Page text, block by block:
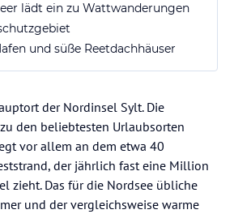
lädt ein zu Wattwanderungen
und süße Reetdachhäuser
der Nordinsel Sylt. Die
den beliebtesten Urlaubsorten
vor allem an dem etwa 40
der jährlich fast eine Million
zieht. Das für die Nordsee übliche
und der vergleichsweise warme